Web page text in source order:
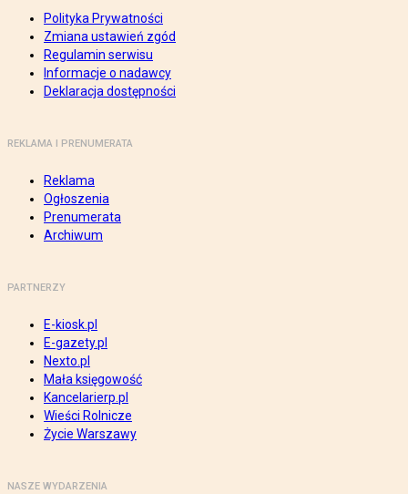
Polityka Prywatności
Zmiana ustawień zgód
Regulamin serwisu
Informacje o nadawcy
Deklaracja dostępności
REKLAMA I PRENUMERATA
Reklama
Ogłoszenia
Prenumerata
Archiwum
PARTNERZY
E-kiosk.pl
E-gazety.pl
Nexto.pl
Mała księgowość
Kancelarierp.pl
Wieści Rolnicze
Życie Warszawy
NASZE WYDARZENIA